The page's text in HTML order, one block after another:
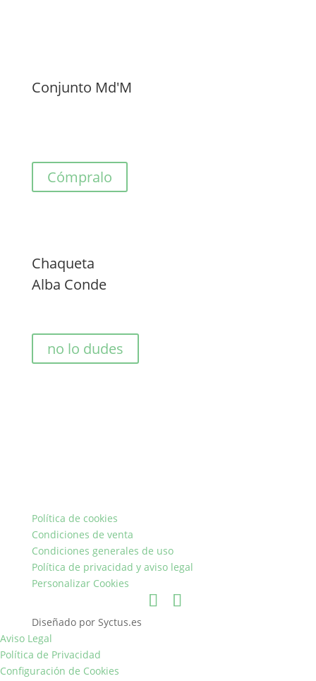
Conjunto Md'M
Cómpralo
Chaqueta
Alba Conde
no lo dudes
Política de cookies
Condiciones de venta
Condiciones generales de uso
Política de privacidad y aviso legal
Personalizar Cookies
Diseñado por Syctus.es
Aviso Legal
Política de Privacidad
Configuración de Cookies